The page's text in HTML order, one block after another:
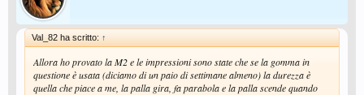
Val_82 ha scritto: ↑
Allora ho provato la M2 e le impressioni sono state che se la gomma in
questione è usata (diciamo di un paio di settimane almeno) la durezza è
quella che piace a me, la palla gira, fa parabola e la palla scende quando